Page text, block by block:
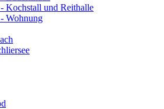
Kochstall und Reithalle
Wohnung